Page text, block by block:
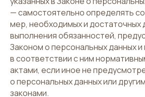
— самостоятельно определять
мер, необходимых и достаточных
выполнения обязанностей,
Законом о персональных данных
в соответствии с ним
актами, если иное не
о персональных данных или
законами.